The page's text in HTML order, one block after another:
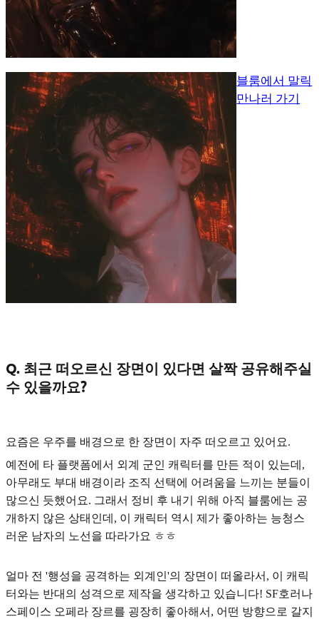
블룸에서 말릭
만나러 가기
Q. 최근 떠오르신 장면이 있다면 살짝 공유해주실
수 있을까요?
요즘은 우주를 배경으로 한 장면 이 자주 떠오르고 있어요.
예전에 타 플랫폼에서 외계 군인 캐릭터를 만든 적이 있는데,
아무래도 부대 배경이라 조직 선택에 어려움을 느끼는 분들이
많으신 듯했어요. 그래서 정비 후 내기 위해 아직 블룸에는 공
개하지 않은 상태인데, 이 캐릭터 역시 제가 좋아하는 능청스
러운 남자의 노선을 따라가요 ㅎㅎ
얼마 전 '행성을 공격하는 외계인'의 장면이 떠올라서, 이 캐릭
터와는 반대의 성격으로 제작을 생각하고 있습니다! SF호러나
스페이스 오페라 장르를 굉장히 좋아해서, 어떤 방향으로 갈지